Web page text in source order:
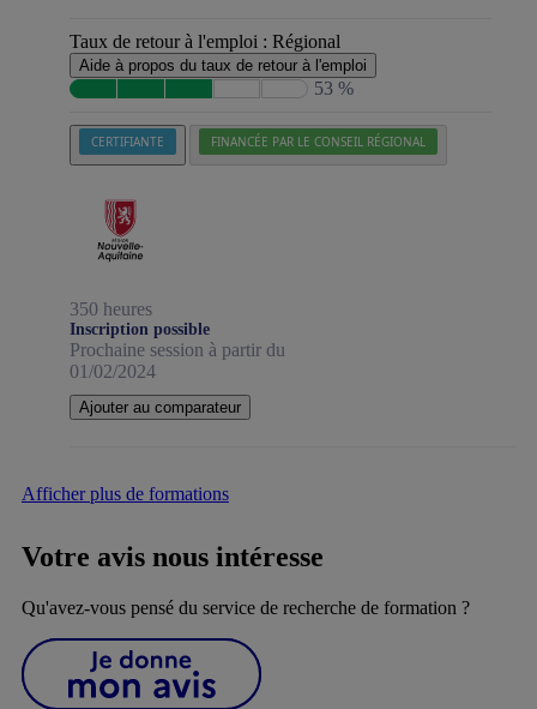
Taux de retour à l'emploi : Régional
Aide à propos du taux de retour à l'emploi
53 %
CERTIFIANTE FINANCÉE PAR LE CONSEIL RÉGIONAL
350 heures
Inscription possible
Prochaine session à partir du
01/02/2024
Ajouter au comparateur
Afficher plus de formations
Votre avis nous intéresse
Qu'avez-vous pensé du service de recherche de formation ?